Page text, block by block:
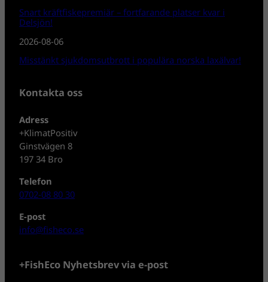
Snart kräftfiskepremiär – fortfarande platser kvar i
Delsjön!
2026-08-06
Misstänkt sjukdomsutbrott i populära norska laxälvar!
Kontakta oss
Adress
+KlimatPositiv
Ginstvägen 8
197 34 Bro
Telefon
0702-08 80 30
E-post
info@fisheco.se
+FishEco Nyhetsbrev via e-post